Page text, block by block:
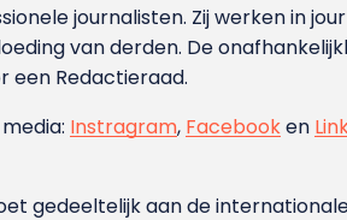
journalisten. Zij werken in
van derden. De
een Redactieraad.
Instragram, Facebooken
gedeeltelijk aan de